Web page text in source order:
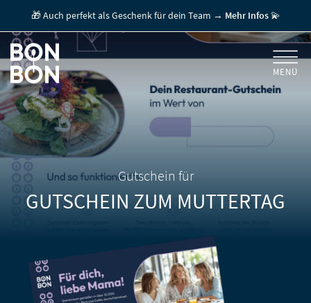
GUTSCHEIN EINLÖSEN
FÜR FIRMEN/ MITARBEITERGESCHENK
GESCHENKGUTSCHEINE
FÜR GASTRONOMEN
🎁 Auch perfekt als Geschenk für dein Team → Mehr Infos💫
MENÜ
Gutschein für
GUTSCHEIN ZUM MUTTERTAG